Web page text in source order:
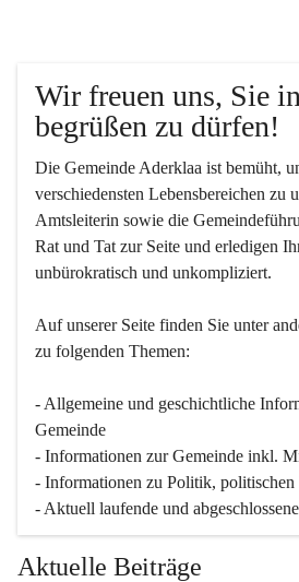
Wir freuen uns, Sie
begrüßen zu dürfen!
Die Gemeinde Aderklaa ist bemüht,
verschiedensten Lebensbereichen zu
Amtsleiterin sowie die
Rat und Tat zur Seite und erledigen
unbürokratisch und unkompliziert.
Auf unserer Seite finden Sie un­ter
zu folgenden Themen:
- Allgemeine und geschichtliche
Gemeinde
- Informationen zur Gemeinde inkl.
- Informationen zu Politik, politischen
- Aktuell laufende und
Aktuelle Beiträge